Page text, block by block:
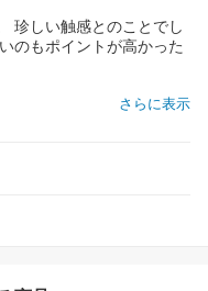
珍しい触感とのことでし
のもポイントが高かった
さらに表示